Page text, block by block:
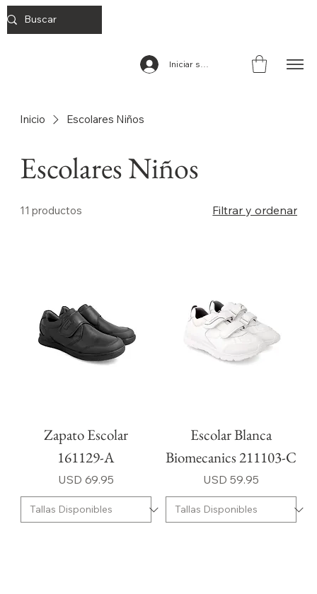
Iniciar sesión
Inicio Escolares Niños
Escolares Niños
11 productos Filtrar y ordenar
Zapato Escolar
161129-A
Precio
USD 69.95
Escolar Blanca
Biomecanics 211103-C
Precio
USD 59.95